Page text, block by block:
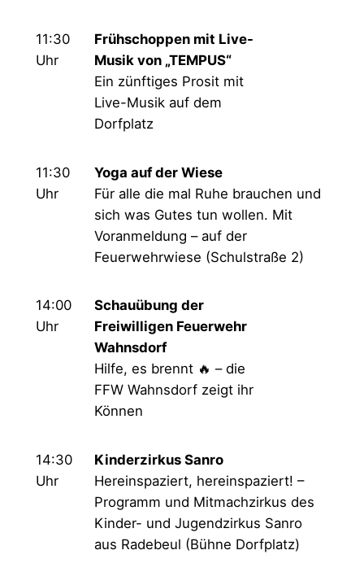
11:30
Uhr
Frühschoppen mit Live-
Musik von „TEMPUS“
Ein zünftiges Prosit mit
Live-Musik auf dem
Dorfplatz
11:30
Uhr
Yoga auf der Wiese
Für alle die mal Ruhe brauchen und
sich was Gutes tun wollen. Mit
Voranmeldung – auf der
Feuerwehrwiese (Schulstraße 2)
14:00
Uhr
Schauübung der
Freiwilligen Feuerwehr
Wahnsdorf
Hilfe, es brennt 🔥 – die
FFW Wahnsdorf zeigt ihr
Können
14:30
Uhr
Kinderzirkus Sanro
Hereinspaziert, hereinspaziert! –
Programm und Mitmachzirkus des
Kinder- und Jugendzirkus Sanro
aus Radebeul (Bühne Dorfplatz)